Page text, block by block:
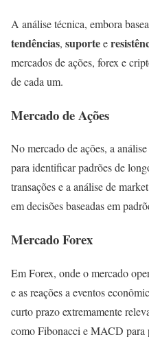
A análise técnica, embora
tendências, suportee
mercados de ações, forex e
de cada um.
Mercado de Ações
No mercado de ações, a
para identificar padrões de
transações e a análise de
em decisões baseadas em
Mercado Forex
Em Forex, onde o mercado
e as reações a eventos
curto prazo extremamente
como Fibonacci e MACD para